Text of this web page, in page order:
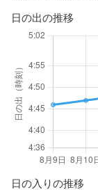
日の出の推移
日の入りの推移